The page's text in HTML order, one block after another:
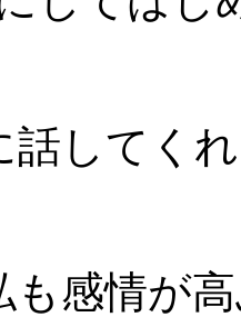
話してく
も感情が